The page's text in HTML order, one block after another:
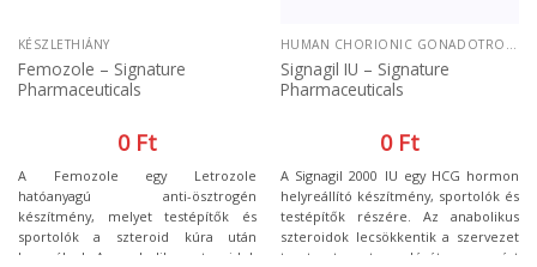
KÉSZLETHIÁNY
Femozole – Signature
Pharmaceuticals
0 Ft
A Femozole egy Letrozole
hatóanyagú anti-ösztrogén
készítmény, melyet testépítők és
sportolók a szteroid kúra után
használnak. Az anabolikus szteroidok
Signagil IU – Signature
Pharmaceuticals
0 Ft
A Signagil 2000 IU egy HCG hormon
helyreállító készítmény, sportolók és
testépítők részére. Az anabolikus
szteroidok lecsökkentik a szervezet
tesztoszterontermelését, ezért